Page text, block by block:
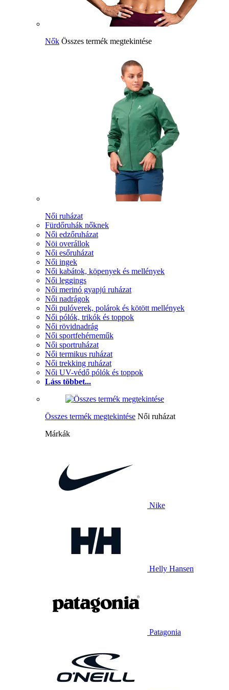
Nők Összes termék megtekintése
Női ruházat
Fürdőruhák nőknek
Női edzőruházat
Nöi overállok
Női esőruházat
Női ingek
Női kabátok, köpenyek és mellények
Női leggings
Női merinó gyapjú ruházat
Női nadrágok
Női pulóverek, polárok és kötött mellények
Női pólók, trikók és toppok
Női rövidnadrág
Női sportfehérneműk
Női sportruházat
Női termikus ruházat
Női trekking ruházat
Női UV-védő pólók és toppok
Láss többet...
Összes termék megtekintése Női ruházat
Márkák
Nike
Helly Hansen
Patagonia